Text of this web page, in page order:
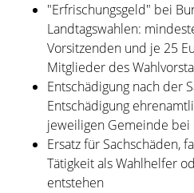
"Erfrischungsgeld" bei
Landtagswahlen:
Vorsitzenden und je 25
Mitglieder des
Entschädigung nach der
Entschädigung
jeweiligen Gemeinde bei
Ersatz für Sachschäden,
Tätigkeit als Wahlhelfer
entstehen